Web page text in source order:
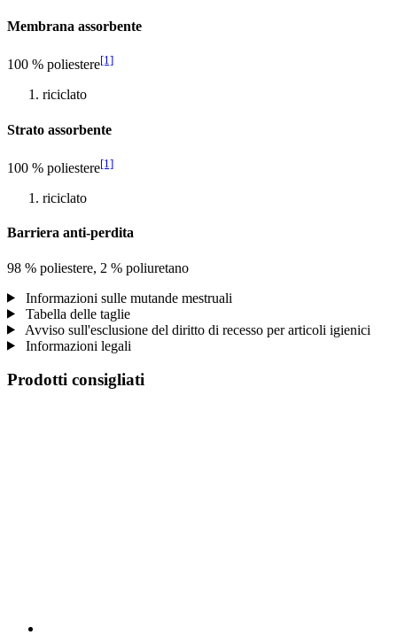
Membrana assorbente
100 % poliestere[1]
riciclato
Strato assorbente
100 % poliestere[1]
riciclato
Barriera anti-perdita
98 % poliestere, 2 % poliuretano
Informazioni sulle mutande mestruali
Tabella delle taglie
Avviso sull'esclusione del diritto di recesso per articoli igienici
Informazioni legali
Prodotti consigliati